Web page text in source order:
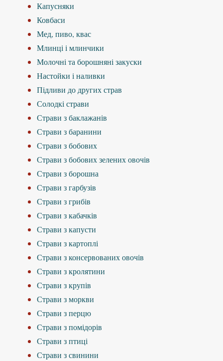
Капусняки
Ковбаси
Мед, пиво, квас
Млинці і млинчики
Молочні та борошняні закуски
Настойки і наливки
Підливи до других страв
Солодкі страви
Страви з баклажанів
Страви з баранини
Страви з бобових
Страви з бобових зелених овочів
Страви з борошна
Страви з гарбузів
Страви з грибів
Страви з кабачків
Страви з капусти
Страви з картоплі
Страви з консервованих овочів
Страви з кролятини
Страви з крупів
Страви з моркви
Страви з перцю
Страви з помідорів
Страви з птиці
Страви з свинини